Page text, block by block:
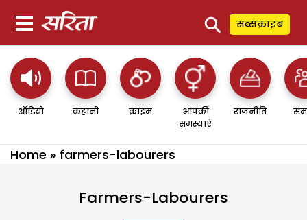
⚲ सब्सक्राइब
ऑडियो कहानी क्राइम
आपकी
समस्याएं
राजनीति
Home » farmers-labourers
Farmers-Labourers